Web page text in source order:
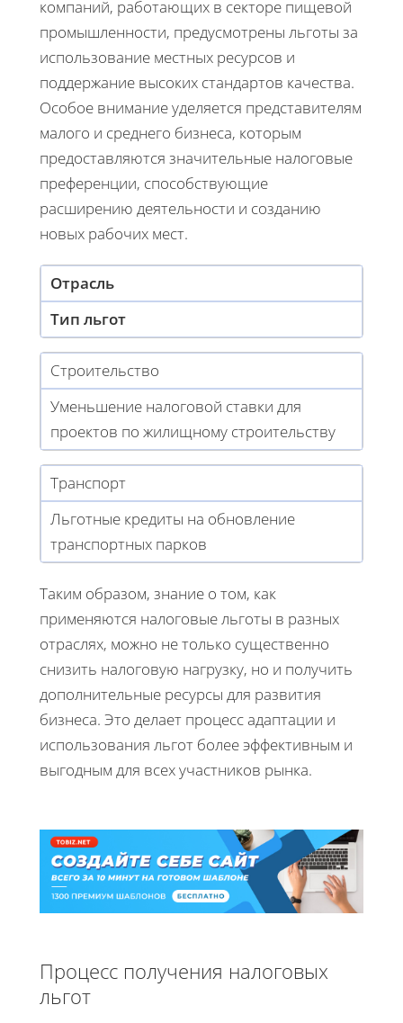
компаний, работающих в секторе пищевой
промышленности, предусмотрены льготы за
использование местных ресурсов и
поддержание высоких стандартов качества.
Особое внимание уделяется представителям
малого и среднего бизнеса, которым
предоставляются значительные налоговые
преференции, способствующие
расширению деятельности и созданию
новых рабочих мест.
Отрасль
Тип льгот
Строительство
Уменьшение налоговой ставки для
проектов по жилищному строительству
Транспорт
Льготные кредиты на обновление
транспортных парков
Таким образом, знание о том, как
применяются налоговые льготы в разных
отраслях, можно не только существенно
снизить налоговую нагрузку, но и получить
дополнительные ресурсы для развития
бизнеса. Это делает процесс адаптации и
использования льгот более эффективным и
выгодным для всех участников рынка.
Процесс получения налоговых
льгот